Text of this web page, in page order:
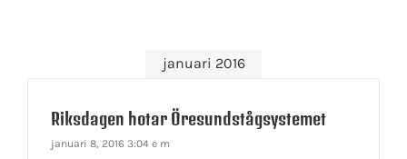
januari 2016
Riksdagen hotar Öresundstågsystemet
januari 8, 2016 3:04 e m